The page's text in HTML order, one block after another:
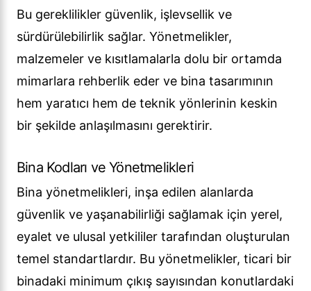
Bu gereklilikler güvenlik, işlevsellik ve
sürdürülebilirlik sağlar. Yönetmelikler,
malzemeler ve kısıtlamalarla dolu bir ortamda
mimarlara rehberlik eder ve bina tasarımının
hem yaratıcı hem de teknik yönlerinin keskin
bir şekilde anlaşılmasını gerektirir.
Bina Kodları ve Yönetmelikleri
Bina yönetmelikleri, inşa edilen alanlarda
güvenlik ve yaşanabilirliği sağlamak için yerel,
eyalet ve ulusal yetkililer tarafından oluşturulan
temel standartlardır. Bu yönetmelikler, ticari bir
binadaki minimum çıkış sayısından konutlardaki